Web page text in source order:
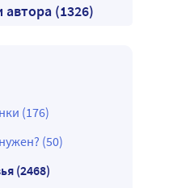
автора (1326)
(176)
(50)
(2468)